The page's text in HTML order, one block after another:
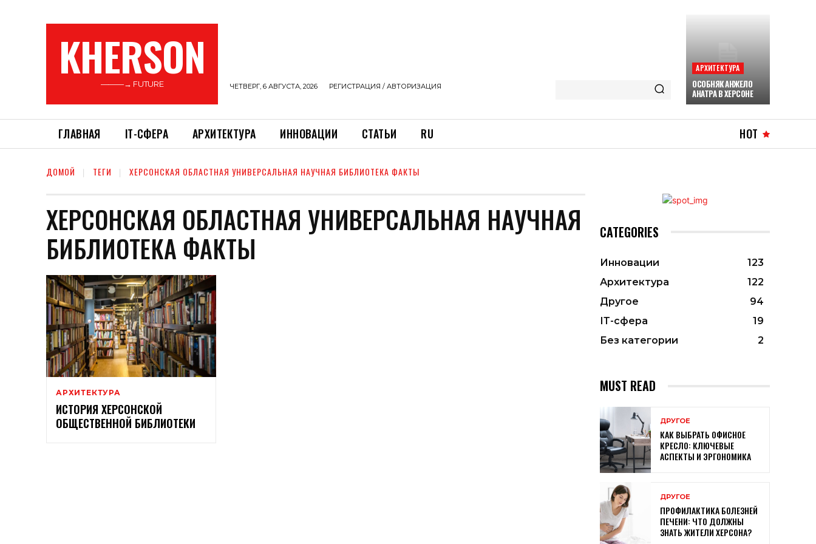
KHERSON
———→ FUTURE ЧЕТВЕРГ, 6 АВГУСТА, 2026 РЕГИСТРАЦИЯ / АВТОРИЗАЦИЯ
АРХИТЕКТУРА
ОСОБНЯК АНЖЕЛО
АНАТРА В ХЕРСОНЕ
ГЛАВНАЯ ІТ-СФЕРА АРХИТЕКТУРА ИННОВАЦИИ СТАТЬИ RU HOT
ДОМОЙ ТЕГИ ХЕРСОНСКАЯ ОБЛАСТНАЯ УНИВЕРСАЛЬНАЯ НАУЧНАЯ БИБЛИОТЕКА ФАКТЫ
ХЕРСОНСКАЯ ОБЛАСТНАЯ УНИВЕРСАЛЬНАЯ НАУЧНАЯ
БИБЛИОТЕКА ФАКТЫ
АРХИТЕКТУРА
ИСТОРИЯ ХЕРСОНСКОЙ
ОБЩЕСТВЕННОЙ БИБЛИОТЕКИ
CATEGORIES
Инновации
123
Архитектура
122
Другое
94
ІТ-сфера
19
Без категории
2
MUST READ
ДРУГОЕ
КАК ВЫБРАТЬ ОФИСНОЕ
КРЕСЛО: КЛЮЧЕВЫЕ
АСПЕКТЫ И ЭРГОНОМИКА
ДРУГОЕ
ПРОФИЛАКТИКА БОЛЕЗНЕЙ
ПЕЧЕНИ: ЧТО ДОЛЖНЫ
ЗНАТЬ ЖИТЕЛИ ХЕРСОНА?